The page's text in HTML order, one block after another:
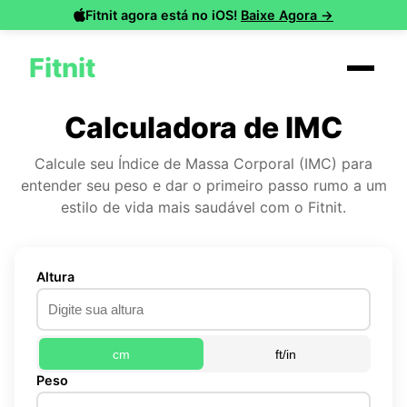
Fitnit agora está no iOS! Baixe Agora →
Fitnit
Calculadora de IMC
Calcule seu Índice de Massa Corporal (IMC) para
entender seu peso e dar o primeiro passo rumo a um
estilo de vida mais saudável com o Fitnit.
Altura
cm ft/in
Peso